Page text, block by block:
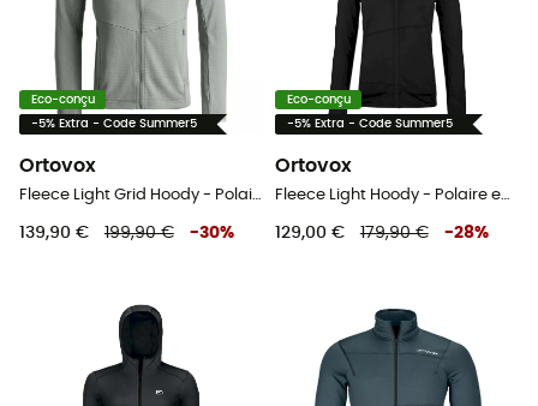
Eco-conçu
-5% Extra - Code Summer5
Ortovox
Fleece Light Grid Hoody - Polaire en laine mérinos homme
139,90 € 199,90 € -30%
Eco-conçu
-5% Extra - Code Summer5
Ortovox
Fleece Light Hoody - Polaire en laine mérinos femme
129,00 € 179,90 € -28%